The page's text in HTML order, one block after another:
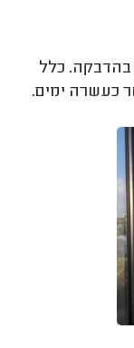
בהדבקה. כלל
כעשרה ימים.